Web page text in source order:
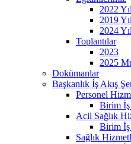
2022
2019
2024
Toplantılar
2023
2025
Dokümanlar
Başkanlık İş Akış
Personel
Birim İş
Acil Sağlık
Birim İş
Sağlık